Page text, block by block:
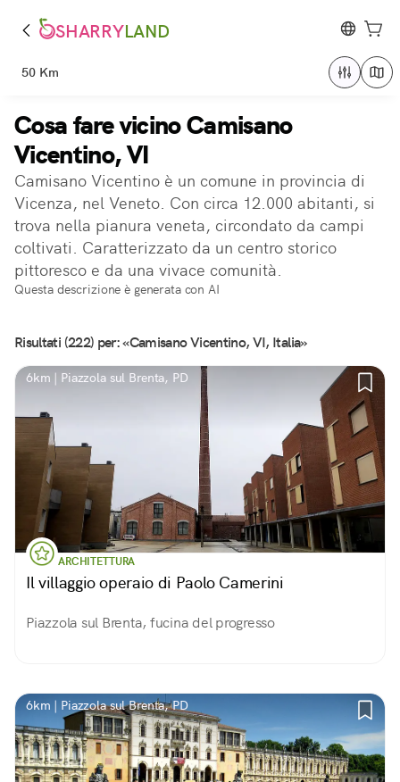
SHARRYLAND
50 Km
Cosa fare vicino Camisano
Vicentino, VI
Camisano Vicentino è un comune in provincia di
Vicenza, nel Veneto. Con circa 12.000 abitanti, si
trova nella pianura veneta, circondato da campi
coltivati. Caratterizzato da un centro storico
pittoresco e da una vivace comunità.
Questa descrizione è generata con AI
Risultati (222) per: «Camisano Vicentino, VI, Italia»
6km | Piazzola sul Brenta, PD
ARCHITETTURA
Il villaggio operaio di Paolo Camerini
Piazzola sul Brenta, fucina del progresso
6km | Piazzola sul Brenta, PD